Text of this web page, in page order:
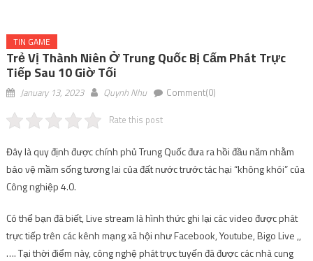
TIN GAME
Trẻ Vị Thành Niên Ở Trung Quốc Bị Cấm Phát Trực
Tiếp Sau 10 Giờ Tối
January 13, 2023 Quynh Nhu Comment(0)
Rate this post
Đây là quy định được chính phủ Trung Quốc đưa ra hồi đầu năm nhằm
bảo vệ mầm sống tương lai của đất nước trước tác hại “không khói” của
Công nghiệp 4.0.
Có thể bạn đã biết, Live stream là hình thức ghi lại các video được phát
trực tiếp trên các kênh mạng xã hội như Facebook, Youtube, Bigo Live ,,
…. Tại thời điểm này, công nghệ phát trực tuyến đã được các nhà cung